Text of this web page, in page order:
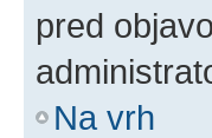
pred
Na vrh